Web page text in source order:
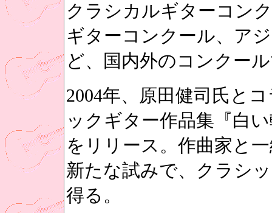
クラシカルギターコン
ギターコンクール、ア
ど、国内外のコンクー
2004年、原田健司氏と
ックギター作品集『白
をリリース。作曲家と
新たな試みで、クラシ
得る。